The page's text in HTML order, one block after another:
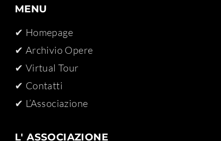
MENU
✔ Homepage
✔ Archivio Opere​
✔ Virtual Tour
✔ Contatti
✔ L’Associazione
L' ASSOCIAZIONE